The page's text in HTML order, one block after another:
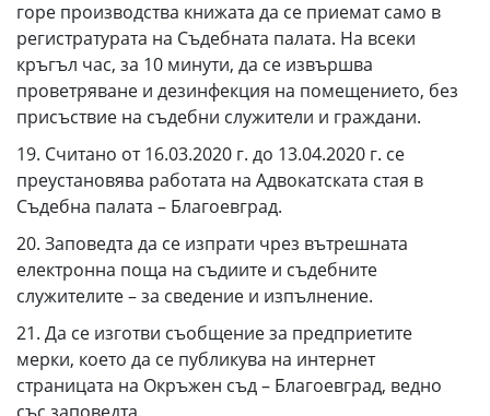
горе производства книжата да се приемат само в
регистратурата на Съдебната палата. На всеки
кръгъл час, за 10 минути, да се извършва
проветряване и дезинфекция на помещението, без
присъствие на съдебни служители и граждани.
19. Считано от 16.03.2020 г. до 13.04.2020 г. се
преустановява работата на Адвокатската стая в
Съдебна палата – Благоевград.
20. Заповедта да се изпрати чрез вътрешната
електронна поща на съдиите и съдебните
служителите – за сведение и изпълнение.
21. Да се изготви съобщение за предприетите
мерки, което да се публикува на интернет
страницата на Окръжен съд – Благоевград, ведно